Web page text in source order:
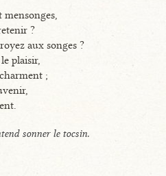
mensonges,
?
aux songes ?
plaisir,
;
sonner le tocsin.